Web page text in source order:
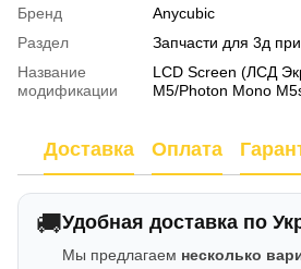
Бренд
Anycubic
Раздел
Запчасти для 3д
Название
модификации
LCD Screen (ЛСД
M5/Photon Mono
Доставка Оплата
🚚Удобная доставка по
Мы предлагаем несколько